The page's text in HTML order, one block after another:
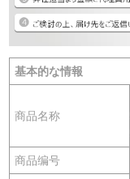
基本的な情報
商品名称
商品编号